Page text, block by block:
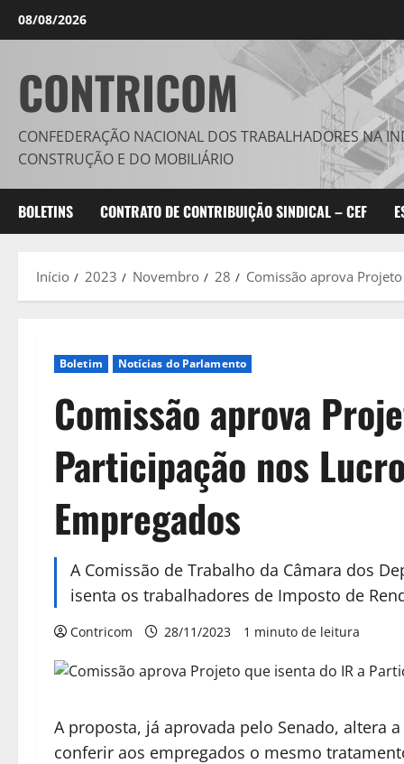
conteúdo
08/08/2026
CONTRICOM
CONFEDERAÇÃO NACIONAL DOS TRABALHADORES NA
CONSTRUÇÃO E DO MOBILIÁRIO
BOLETINS CONTRATO DE CONTRIBUIÇÃO SINDICAL – CEF
Início 2023 Novembro 28 Comissão aprova
Boletim Notícias do Parlamento
Comissão aprova
Participação nos
Empregados
A Comissão de Trabalho da Câmara dos
isenta os trabalhadores de Imposto de
Contricom 28/11/2023 1 minuto de leitura
A proposta, já aprovada pelo Senado, altera
conferir aos empregados o mesmo